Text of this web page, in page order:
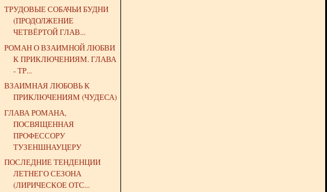
ТРУДОВЫЕ СОБАЧЬИ БУДНИ
(ПРОДОЛЖЕНИЕ
ЧЕТВЁРТОЙ ГЛАВ...
РОМАН О ВЗАИМНОЙ ЛЮБВИ
К ПРИКЛЮЧЕНИЯМ. ГЛАВА
- ТР...
ВЗАИМНАЯ ЛЮБОВЬ К
ПРИКЛЮЧЕНИЯМ (ЧУДЕСА)
ГЛАВА РОМАНА,
ПОСВЯЩЕННАЯ
ПРОФЕССОРУ
ТУЗЕНШНАУЦЕРУ
ПОСЛЕДНИЕ ТЕНДЕНЦИИ
ЛЕТНЕГО СЕЗОНА
(ЛИРИЧЕСКОЕ ОТС...